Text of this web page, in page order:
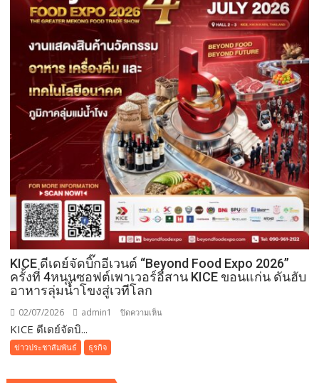
โอ
กา
ส
เอ
เอ็
มอี.ไทย
สู่
ตลาด
โลก31
ก.ค.นี้
บท
เรียน
จาก
“พิพัฒ
พะเนียง
เวทย์”
ใน
มุม
มอง
ของ”เอฟเค
ไอไอ-
อลงกรณ์“
KICE ดีเดย์จัดบิ๊กอีเวนต์ “Beyond Food Expo 2026”
ครั้งที่ 4หนุนซอฟต์เพาเวอร์อีสาน KICE ขอนแก่น ดันฮับ
อาหารลุ่มน้ำโขงสู่เวทีโลก
02/07/2026 admin1 ปิดความเห็น
KICE ดีเดย์จัดบิ...
ข่าวประชาสัมพันธ์ ธุรกิจ